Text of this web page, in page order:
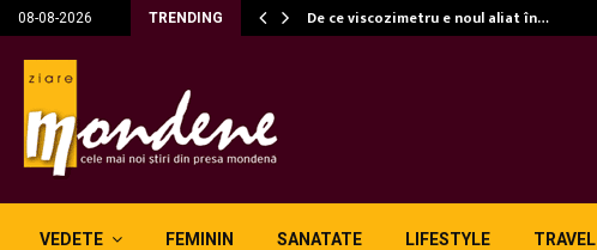
08-08-2026 TRENDING De ce viscozimetru e noul aliat în…
VEDETE FEMININ SANATATE LIFESTYLE TRAVEL